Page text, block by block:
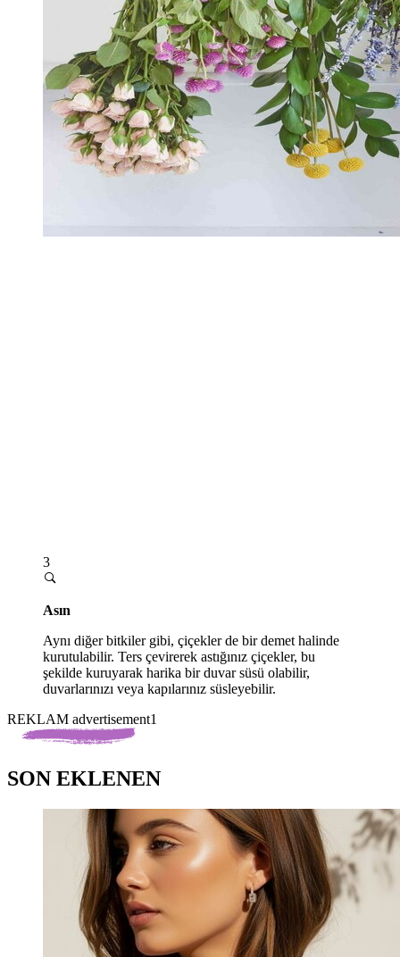
3
Asın
Aynı diğer bitkiler gibi, çiçekler de bir demet halinde
kurutulabilir. Ters çevirerek astığınız çiçekler, bu
şekilde kuruyarak harika bir duvar süsü olabilir,
duvarlarınızı veya kapılarınız süsleyebilir.
REKLAM advertisement1
SON EKLENEN